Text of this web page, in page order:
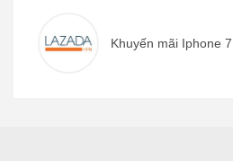
Khuyến mãi Iphone 7